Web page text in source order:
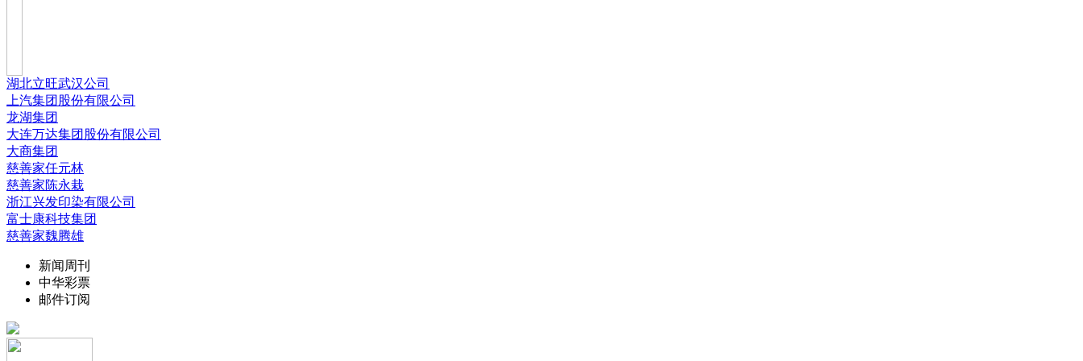
湖北立旺武汉公司
上汽集团股份有限公司
龙湖集团
大连万达集团股份有限公司
大商集团
慈善家任元林
慈善家陈永栽
浙江兴发印染有限公司
富士康科技集团
慈善家魏腾雄
新闻周刊
中华彩票
邮件订阅